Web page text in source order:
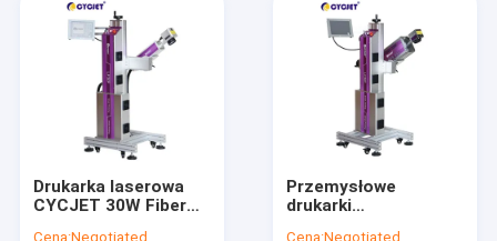
Drukarka laserowa
CYCJET 30W Fiber
Cena:Negotiated
Przemysłowe
drukarki
Cena:Negotiated